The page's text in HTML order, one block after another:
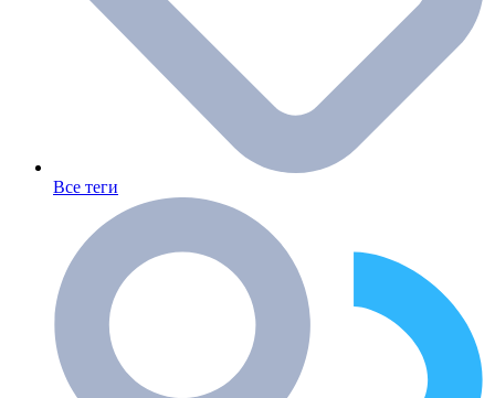
Все теги